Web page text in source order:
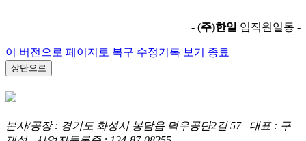
- (주)한일 임직원일동 -
이 버전으로 페이지로 복구 수정기록 보기 종료
상단으로
본사/공장 : 경기도 화성시 봉담읍 덕우공단2길 57 대표 : 구